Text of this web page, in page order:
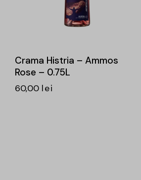
Crama Histria – Ammos
Rose – 0.75L
60,00 lei